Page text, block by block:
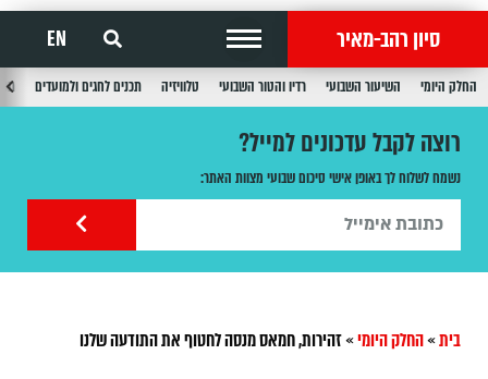
סיון רהב-מאיר EN
החלק היומי השיעור השבועי רדיו והטור השבועי טלוויזיה תכנים לחגים ולמועדים
רוצה לקבל עדכונים למייל?
נשמח לשלוח לך באופן אישי סיכום שבועי מצוות האתר:
בית»החלק היומי»זהירות, חמאס מנסה לחטוף את התודעה שלנו